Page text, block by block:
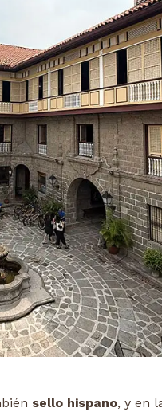
sello hispano, y en